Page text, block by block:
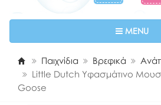
MENU
Παιχνίδια Βρεφικά
Little Dutch Υφασμάτινο
Goose